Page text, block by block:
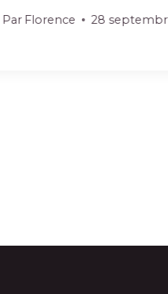
Par Florence 28